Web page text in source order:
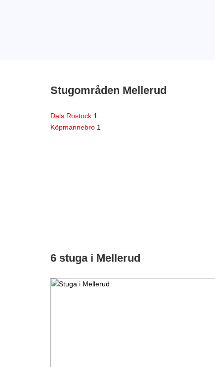
Stugområden Mellerud
Dals Rostock 1
Köpmannebro 1
6 stuga i Mellerud